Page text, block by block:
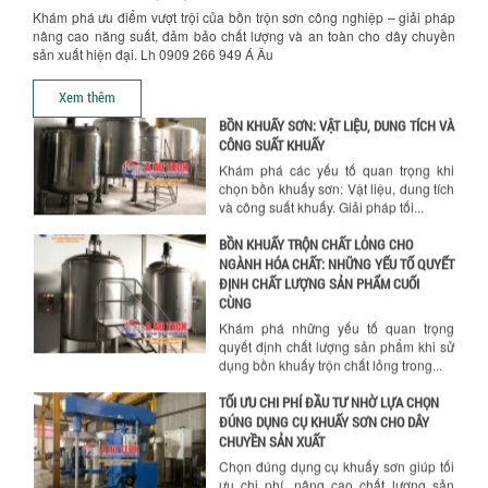
Chính sách giao hàng
Khám phá ưu điểm vượt trội của bồn trộn sơn công nghiệp – giải pháp
nâng cao năng suất, đảm bảo chất lượng và an toàn cho dây chuyền
sản xuất hiện đại. Lh 0909 266 949 Á Âu
Xem thêm
BỒN KHUẤY SƠN: VẬT LIỆU, DUNG TÍCH VÀ
CÔNG SUẤT KHUẤY
BỒN KHUẤY TRỘN CHẤT LỎNG CHO
NGÀNH HÓA CHẤT: NHỮNG YẾU TỐ QUYẾT
ĐỊNH CHẤT LƯỢNG SẢN PHẨM CUỐI
CÙNG
quyết định chất lượng sản phẩm khi sử
dụng bồn khuấy trộn chất lỏng trong...
TỐI ƯU CHI PHÍ ĐẦU TƯ NHỜ LỰA CHỌN
ĐÚNG DỤNG CỤ KHUẤY SƠN CHO DÂY
CHUYỀN SẢN XUẤT
Chọn đúng dụng cụ khuấy sơn giúp tối
xuất. Tìm hiểu giải pháp từ Công...
XU HƯỚNG SỬ DỤNG MÁY KHUẤY SƠN
KHÍ NÉN TRONG NGÀNH SẢN XUẤT HIỆN
ĐẠI: AN TOÀN – TIẾT KIỆM – BỀN BỈ